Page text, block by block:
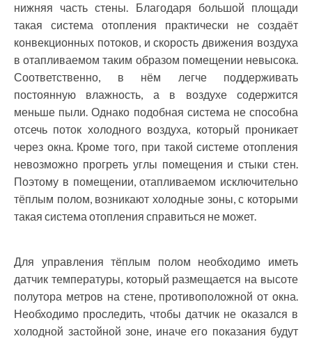
нижняя часть стены. Благодаря большой площади
такая система отопления практически не создаёт
конвекционных потоков, и скорость движения воздуха
в отапливаемом таким образом помещении невысока.
Соответственно, в нём легче поддерживать
постоянную влажность, а в воздухе содержится
меньше пыли. Однако подобная система не способна
отсечь поток холодного воздуха, который проникает
через окна. Кроме того, при такой системе отопления
невозможно прогреть углы помещения и стыки стен.
Поэтому в помещении, отапливаемом исключительно
тёплым полом, возникают холодные зоны, с которыми
такая система отопления справиться не может.
Для управления тёплым полом необходимо иметь
датчик температуры, который размещается на высоте
полутора метров на стене, противоположной от окна.
Необходимо проследить, чтобы датчик не оказался в
холодной застойной зоне, иначе его показания будут